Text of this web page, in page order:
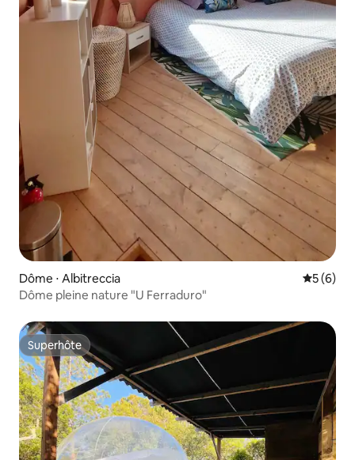
Dôme ⋅ Albitreccia
5 (6)
Dôme pleine nature "U Ferraduro"
Superhôte
Superhôte